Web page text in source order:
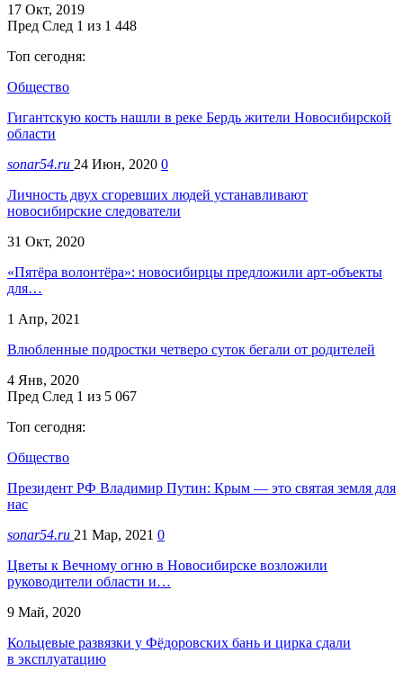
17 Окт, 2019
Пред След 1 из 1 448
Топ сегодня:
Общество
Гигантскую кость нашли в реке Бердь жители Новосибирской
области
sonar54.ru 24 Июн, 2020 0
Личность двух сгоревших людей устанавливают
новосибирские следователи
31 Окт, 2020
«Пятёра волонтёра»: новосибирцы предложили арт-объекты
для…
1 Апр, 2021
Влюбленные подростки четверо суток бегали от родителей
4 Янв, 2020
Пред След 1 из 5 067
Топ сегодня:
Общество
Президент РФ Владимир Путин: Крым — это святая земля для
нас
sonar54.ru 21 Мар, 2021 0
Цветы к Вечному огню в Новосибирске возложили
руководители области и…
9 Май, 2020
Кольцевые развязки у Фёдоровских бань и цирка сдали
в эксплуатацию